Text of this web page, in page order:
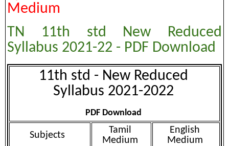
Medium
TN 11th std New Reduced
Syllabus 2021-22 - PDF Download
11th std - New Reduced
Syllabus 2021-2022
PDF Download
Subjects
Tamil
Medium
English
Medium